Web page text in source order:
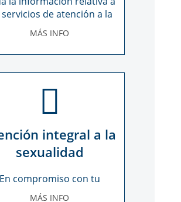
de atención a la
autonomía personal
MÁS INFO
integral a la
sexualidad
En compromiso con tu
bienestar
MÁS INFO